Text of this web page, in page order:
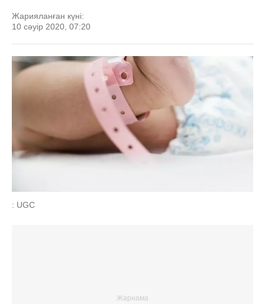
Жарияланған күні:
10 сәуір 2020, 07:20
: UGC